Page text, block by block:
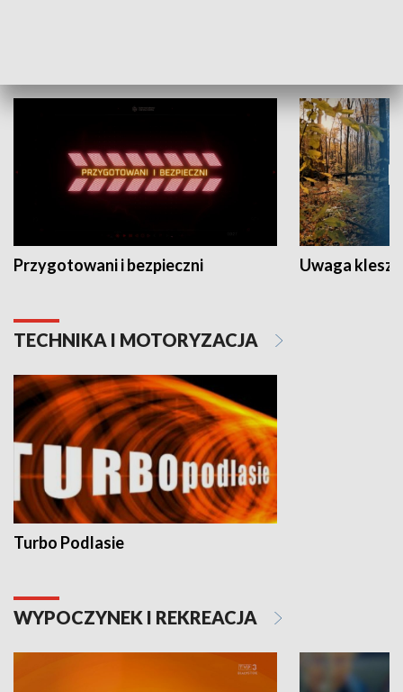
Przygotowani i bezpieczni Uwaga
TECHNIKA I MOTORYZACJA
Turbo Podlasie
WYPOCZYNEK I REKREACJA